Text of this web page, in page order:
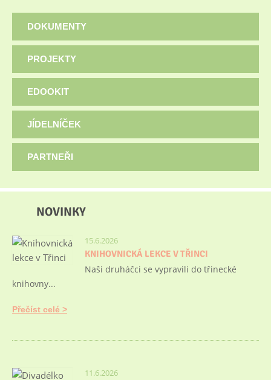
DOKUMENTY
PROJEKTY
EDOOKIT
JÍDELNÍČEK
PARTNEŘI
NOVINKY
15.6.2026
KNIHOVNICKÁ LEKCE V TŘINCI
Naši druháčci se vypravili do třinecké
knihovny...
Přečíst celé
11.6.2026